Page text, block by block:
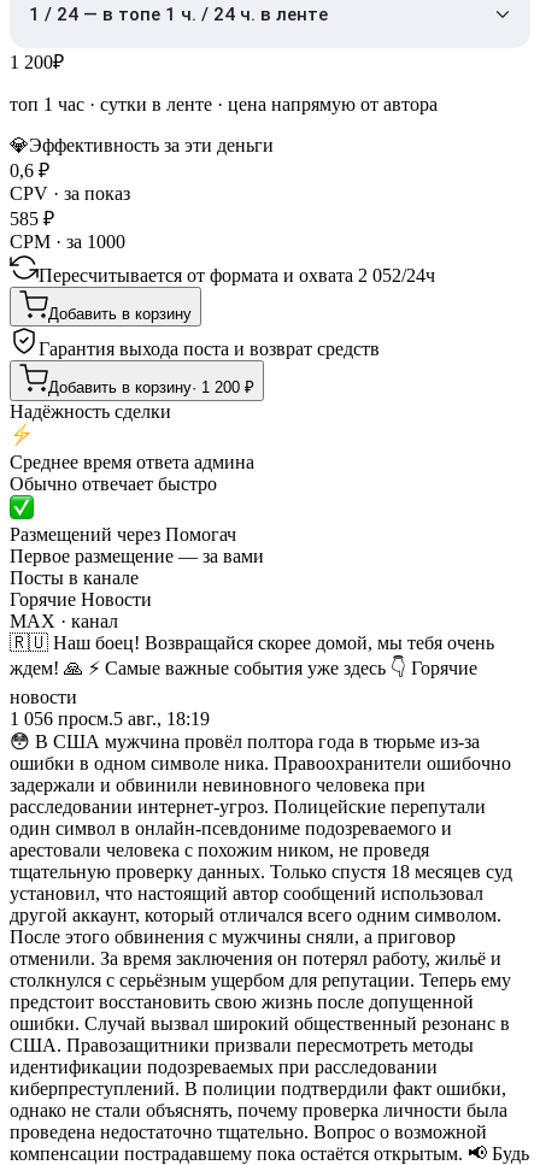
1 / 24 — в топе 1 ч. / 24 ч. в ленте
1 200₽
топ 1 час · сутки в ленте · цена напрямую от автора
💎Эффективность за эти деньги
0,6 ₽
CPV · за показ
585 ₽
CPM · за 1000
Пересчитывается от формата и охвата 2 052/24ч
Добавить в корзину
Гарантия выхода поста и возврат средств
Добавить в корзину· 1 200 ₽
Надёжность сделки
Среднее время ответа админа
Обычно отвечает быстро
Размещений через Помогач
Первое размещение — за вами
Посты в канале
Горячие Новости
MAX · канал
🇷🇺 Наш боец! Возвращайся скорее домой, мы тебя очень
ждем! 🙏 ⚡ Самые важные события уже здесь 👇 Горячие
новости
1 056 просм.5 авг., 18:19
😳 В США мужчина провёл полтора года в тюрьме из-за
ошибки в одном символе ника. Правоохранители ошибочно
задержали и обвинили невиновного человека при
расследовании интернет-угроз. Полицейские перепутали
один символ в онлайн-псевдониме подозреваемого и
арестовали человека с похожим ником, не проведя
тщательную проверку данных. Только спустя 18 месяцев суд
установил, что настоящий автор сообщений использовал
другой аккаунт, который отличался всего одним символом.
После этого обвинения с мужчины сняли, а приговор
отменили. За время заключения он потерял работу, жильё и
столкнулся с серьёзным ущербом для репутации. Теперь ему
предстоит восстановить свою жизнь после допущенной
ошибки. Случай вызвал широкий общественный резонанс в
США. Правозащитники призвали пересмотреть методы
идентификации подозреваемых при расследовании
киберпреступлений. В полиции подтвердили факт ошибки,
однако не стали объяснять, почему проверка личности была
проведена недостаточно тщательно. Вопрос о возможной
компенсации пострадавшему пока остаётся открытым. 📢 Будь